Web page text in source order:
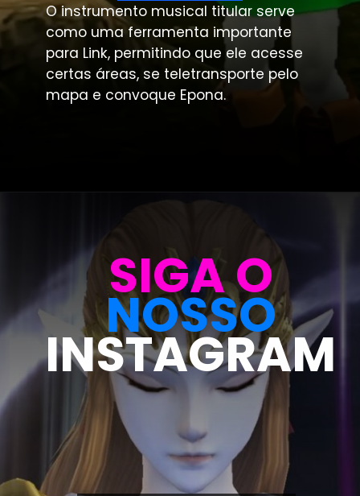
O instrumento musical titular serve
como uma ferramenta importante
para Link, permitindo que ele acesse
certas áreas, se teletransporte pelo
mapa e convoque Epona.
SIGA O
NOSSO
INSTAGRAM